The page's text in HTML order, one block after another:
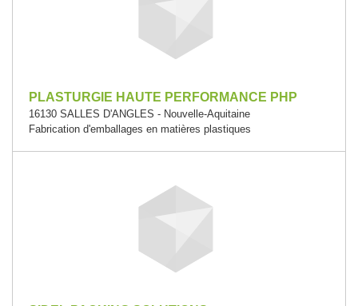
PLASTURGIE HAUTE PERFORMANCE PHP
16130 SALLES D'ANGLES - Nouvelle-Aquitaine
Fabrication d'emballages en matières plastiques